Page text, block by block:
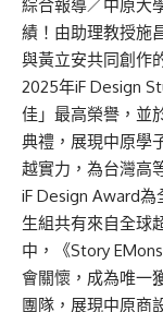
綜合報導／中原大
績！由助理教授施
與黃立安共同創作
2025年iF Design
佳」最高榮譽，並
典禮，展現中原學
越實力，為台灣高
iF Design Award
生組共有來自全球
中，《Story
會關懷，成為唯一
團隊，展現中原商